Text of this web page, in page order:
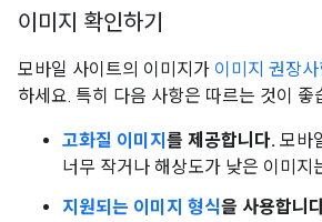
이미지 확인하기
모바일 사이트의 이미지가 이미지 권장
하세요. 특히 다음 사항은 따르는 것이 좋
고화질 이미지 를 제공합니다. 모바
너무 작거나 해상도가 낮은 이미지
지원되는 이미지 형식을 사용합니